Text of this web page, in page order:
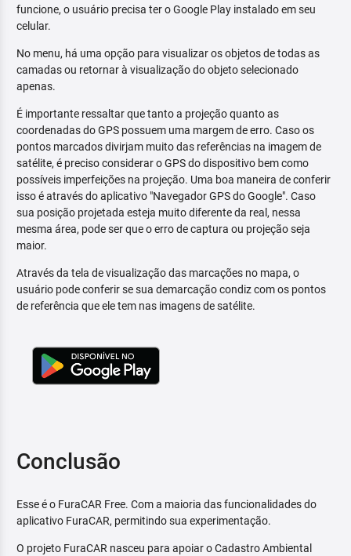
funcione, o usuário precisa ter o Google Play instalado em seu
celular.
No menu, há uma opção para visualizar os objetos de todas as
camadas ou retornar à visualização do objeto selecionado
apenas.
É importante ressaltar que tanto a projeção quanto as
coordenadas do GPS possuem uma margem de erro. Caso os
pontos marcados divirjam muito das referências na imagem de
satélite, é preciso considerar o GPS do dispositivo bem como
possíveis imperfeições na projeção. Uma boa maneira de conferir
isso é através do aplicativo "Navegador GPS do Google". Caso
sua posição projetada esteja muito diferente da real, nessa
mesma área, pode ser que o erro de captura ou projeção seja
maior.
Através da tela de visualização das marcações no mapa, o
usuário pode conferir se sua demarcação condiz com os pontos
de referência que ele tem nas imagens de satélite.
Conclusão
Esse é o FuraCAR Free. Com a maioria das funcionalidades do
aplicativo FuraCAR, permitindo sua experimentação.
O projeto FuraCAR nasceu para apoiar o Cadastro Ambiental